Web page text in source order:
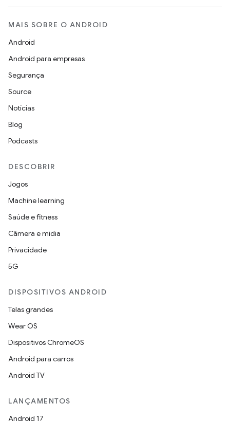
MAIS SOBRE O ANDROID
Android
Android para empresas
Segurança
Source
Notícias
Blog
Podcasts
DESCOBRIR
Jogos
Machine learning
Saúde e fitness
Câmera e mídia
Privacidade
5G
DISPOSITIVOS ANDROID
Telas grandes
Wear OS
Dispositivos ChromeOS
Android para carros
Android TV
LANÇAMENTOS
Android 17